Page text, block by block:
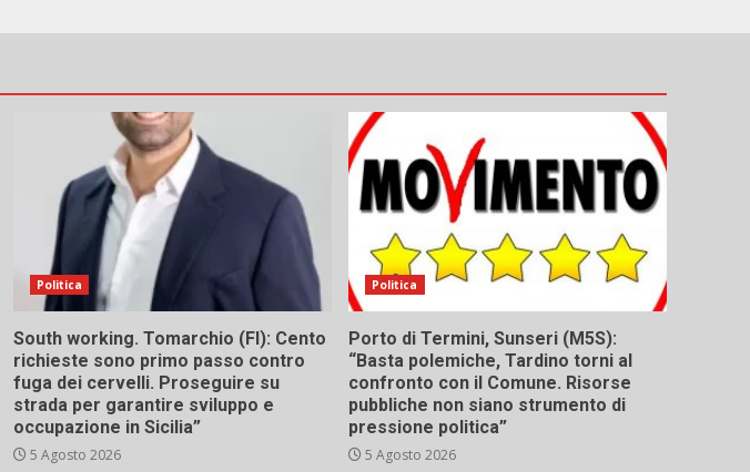
Politica
South working. Tomarchio (FI): Cento
richieste sono primo passo contro
fuga dei cervelli. Proseguire su
strada per garantire sviluppo e
occupazione in Sicilia”
5 Agosto 2026
Politica
Porto di Termini, Sunseri (M5S):
“Basta polemiche, Tardino torni al
confronto con il Comune. Risorse
pubbliche non siano strumento di
pressione politica”
5 Agosto 2026